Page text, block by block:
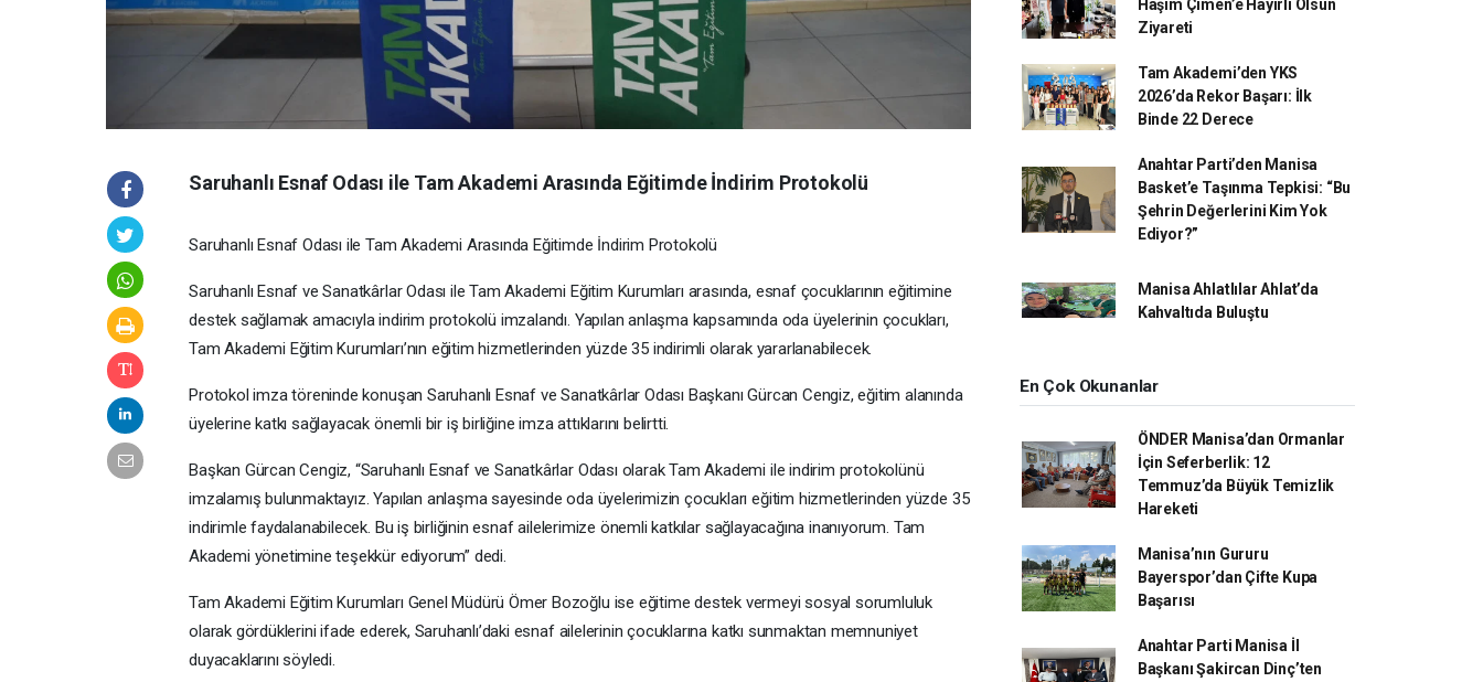
Saruhanlı Esnaf Odası ile Tam Akademi Arasında Eğitimde İndirim Protokolü
Saruhanlı Esnaf Odası ile Tam Akademi Arasında Eğitimde İndirim Protokolü
Saruhanlı Esnaf ve Sanatkârlar Odası ile Tam Akademi Eğitim Kurumları arasında, esnaf çocuklarının eğitimine
destek sağlamak amacıyla indirim protokolü imzalandı. Yapılan anlaşma kapsamında oda üyelerinin çocukları,
Tam Akademi Eğitim Kurumları’nın eğitim hizmetlerinden yüzde 35 indirimli olarak yararlanabilecek.
Protokol imza töreninde konuşan Saruhanlı Esnaf ve Sanatkârlar Odası Başkanı Gürcan Cengiz, eğitim alanında
üyelerine katkı sağlayacak önemli bir iş birliğine imza attıklarını belirtti.
Başkan Gürcan Cengiz, “Saruhanlı Esnaf ve Sanatkârlar Odası olarak Tam Akademi ile indirim protokolünü
imzalamış bulunmaktayız. Yapılan anlaşma sayesinde oda üyelerimizin çocukları eğitim hizmetlerinden yüzde 35
indirimle faydalanabilecek. Bu iş birliğinin esnaf ailelerimize önemli katkılar sağlayacağına inanıyorum. Tam
Akademi yönetimine teşekkür ediyorum” dedi.
Tam Akademi Eğitim Kurumları Genel Müdürü Ömer Bozoğlu ise eğitime destek vermeyi sosyal sorumluluk
olarak gördüklerini ifade ederek, Saruhanlı’daki esnaf ailelerinin çocuklarına katkı sunmaktan memnuniyet
duyacaklarını söyledi.
Haşim Çimen’e Hayırlı Olsun
Ziyareti
Tam Akademi’den YKS
2026’da Rekor Başarı: İlk
Binde 22 Derece
Anahtar Parti’den Manisa
Basket’e Taşınma Tepkisi: “Bu
Şehrin Değerlerini Kim Yok
Ediyor?”
Manisa Ahlatlılar Ahlat’da
Kahvaltıda Buluştu
En Çok Okunanlar
ÖNDER Manisa’dan Ormanlar
İçin Seferberlik: 12
Temmuz’da Büyük Temizlik
Hareketi
Manisa’nın Gururu
Bayerspor’dan Çifte Kupa
Başarısı
Anahtar Parti Manisa İl
Başkanı Şakircan Dinç’ten